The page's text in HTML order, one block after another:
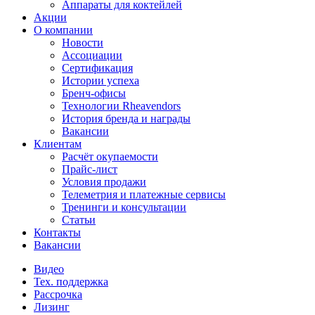
Аппараты для коктейлей
Акции
О компании
Новости
Ассоциации
Сертификация
Истории успеха
Бренч-офисы
Технологии Rheavendors
История бренда и награды
Вакансии
Клиентам
Расчёт окупаемости
Прайс-лист
Условия продажи
Телеметрия и платежные сервисы
Тренинги и консультации
Статьи
Контакты
Вакансии
Видео
Тех. поддержка
Рассрочка
Лизинг